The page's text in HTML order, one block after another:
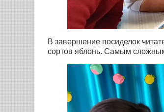
В завершение посиделок
сортов яблонь. Самым